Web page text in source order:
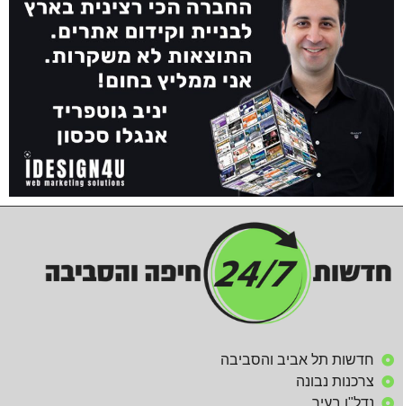
חדשות תל אביב והסביבה
צרכנות נבונה
נדל"ן בעיר